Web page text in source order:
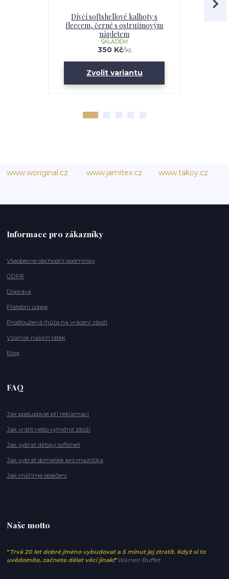
Dívčí softshellové kalhoty s
fleecem, černé s ostružinovým
nápletem
350 Kč/ks
SKLADEM
Zvolit variantu
www.woriginal.cz www.jamitex.cz www.takoy.cz
Informace pro zákazníky
Všeobecné obchodní podmínky
GDPR
Doprava
Platební údaje
Prodloužená lhůta na vrácení zboží
Vzorník našich látek
Blog
FAQ
Jak postupovat při reklamaci
Jak vrátit nebo vyměnit zboží
Jak vybrat dětský softshell
Jak vybrat domeček pro mazlíčka
Jak měříme oblečení
Naše motto
" Trvá 20 let dobré jméno vybudovat a 5 minut jej ztratit. Když si to
uvědomíte, začnete dělat věci jinak!" Warren Buffet